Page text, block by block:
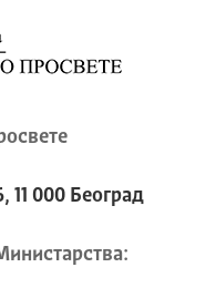
000 Београд